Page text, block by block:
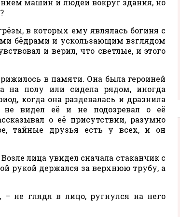
машин и людей вокруг здания, но
в которых ему являлась богиня с
бёдрами и ускользающим взглядом
и верил, что светлые, и этого
в памяти. Она была героиней
на полу или сидела рядом, иногда
когда она раздевалась и дразнила
не видел её и не подозревал о её
о её присутствии, разумно
тайные друзья есть у всех, и он
лица увидел сначала стаканчик с
рукой держался за верхнюю трубу, а
не глядя в лицо, ругнулся на него